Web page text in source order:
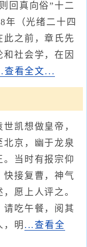
回真向俗”十二
年（光绪二十四
之前，章氏先
社会学，在因
查看全文...
想做皇帝，
北京，幽于龙泉
。当时有报宗仰
接复曹，神气
愿上人评之。
请吃午餐，阅其
，明 ...查看全